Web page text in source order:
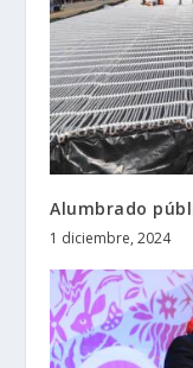
Alumbrado
1 diciembre, 2024